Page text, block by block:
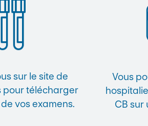
sur le site de
pour télécharger
vos examens.
Vous
CB sur